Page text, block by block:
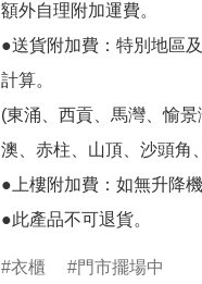
額外自理附加運費。
●送貨附加費：特別地區
計算。
(東涌、西貢、馬灣、愉
澳、赤柱、山頂、沙頭
●上樓附加費：如無升降
●此產品不可退貨。
衣櫃 門市擺場中